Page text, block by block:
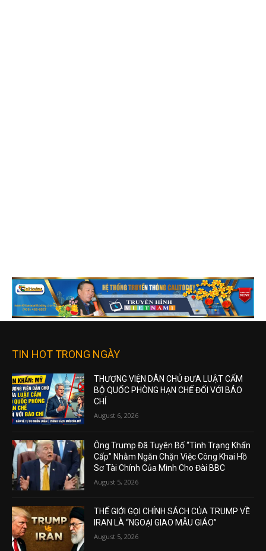
TIN HOT TRONG NGÀY
THƯỢNG VIỆN DÂN CHỦ ĐƯA LUẬT CẤM
BỘ QUỐC PHÒNG HẠN CHẾ ĐỐI VỚI BÁO
CHÍ
August 6, 2026
Ông Trump Đã Tuyên Bố “Tình Trạng Khẩn
Cấp” Nhằm Ngăn Chặn Việc Công Khai Hồ
Sơ Tài Chính Của Mình Cho Đài BBC
August 5, 2026
THẾ GIỚI GỌI CHÍNH SÁCH CỦA TRUMP VỀ
IRAN LÀ “NGOẠI GIAO MẪU GIÁO”
August 5, 2026